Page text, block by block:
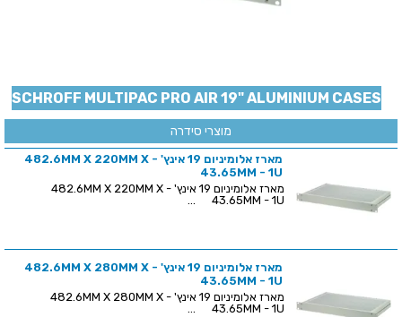
SCHROFF MULTIPAC PRO AIR 19" ALUMINIUM CASES
מוצרי סידרה
מארז אלומיניום 19 אינץ' - 482.6MM X 220MM X
43.65MM - 1U
מארז אלומיניום 19 אינץ' - 482.6MM X 220MM X
43.65MM - 1U ...
מארז אלומיניום 19 אינץ' - 482.6MM X 280MM X
43.65MM - 1U
מארז אלומיניום 19 אינץ' - 482.6MM X 280MM X
43.65MM - 1U ...